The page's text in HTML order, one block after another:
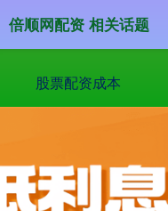
股票配资成本
倍顺网配资 相关话题